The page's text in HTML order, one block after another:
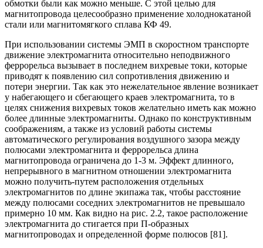
обмотки были как можно меньше. С этой целью для
магнитопровода целесообразно применение холоднокатаной
стали или магнитомягкого сплава КФ 49.
При использовании системы ЭМП в скоростном транспорте
движение электромагнита относительно неподвижного
феррорельса вызывает в последнем вихревые токи, которые
приводят к появлению сил сопротивления движению и
потери энергии. Так как это нежелательное явление возникает
у набегающего и сбегающего краев электромагнита, то в
целях снижения вихревых токов желательно иметь как можно
более длинные электромагниты. Однако по конструктивным
соображениям, а также из условий работы системы
автоматического регулирования воздушного зазора между
полюсами электромагнита и феррорельса длина
магнитопровода ограничена до 1-3 м. Эффект длинного,
непрерывного в магнитном отношении электромагнита
можно получить-путем расположения отдельных
электромагнитов по длине экипажа так, чтобы расстояние
между полюсами соседних электромагнитов не превышало
примерно 10 мм. Как видно на рис. 2.2, такое расположение
электромагнита до стигается при П-образных
магнитопроводах и определенной форме полюсов [81].